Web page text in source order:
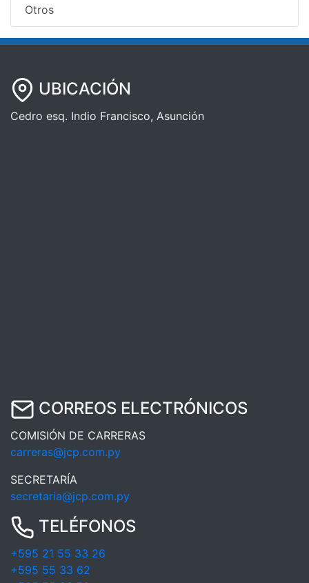
Otros
UBICACIÓN
Cedro esq. Indio Francisco, Asunción
CORREOS ELECTRÓNICOS
COMISIÓN DE CARRERAS
carreras@jcp.com.py
SECRETARÍA
secretaria@jcp.com.py
TELÉFONOS
+595 21 55 33 26
+595 55 33 62